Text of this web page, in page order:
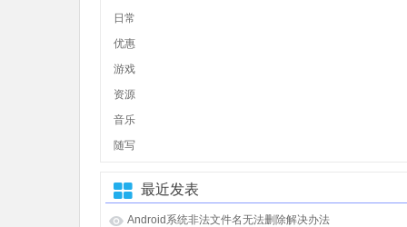
日常
优惠
游戏
资源
音乐
随写
最近发表
Android系统非法文件名无法删除解决办法